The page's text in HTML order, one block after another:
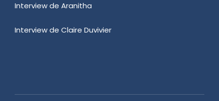
Interview de Aranitha
Interview de Claire Duvivier